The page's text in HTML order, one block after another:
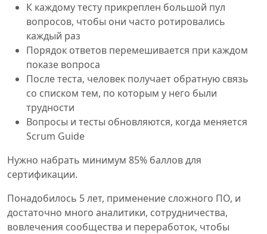
К каждому тесту прикреплен большой пул
вопросов, чтобы они часто ротировались
каждый раз
Порядок ответов перемешивается при каждом
показе вопроса
После теста, человек получает обратную связь
со списком тем, по которым у него были
трудности
Вопросы и тесты обновляются, когда меняется
Scrum Guide
Нужно набрать минимум 85% баллов для
сертификации.
Понадобилось 5 лет, применение сложного ПО, и
достаточно много аналитики, сотрудничества,
вовлечения сообщества и переработок, чтобы